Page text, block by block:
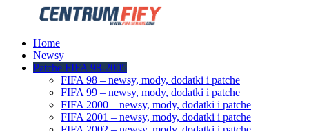
Home
Newsy
Patche FIFA 98-2005
FIFA 98 – newsy, mody, dodatki i patche
FIFA 99 – newsy, mody, dodatki i patche
FIFA 2000 – newsy, mody, dodatki i patche
FIFA 2001 – newsy, mody, dodatki i patche